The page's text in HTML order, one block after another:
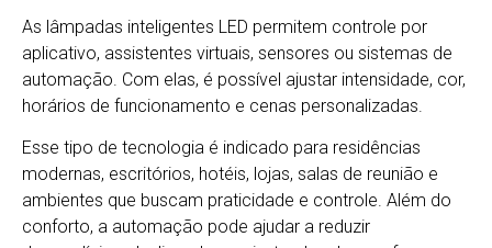
As lâmpadas inteligentes LED permitem controle por
aplicativo, assistentes virtuais, sensores ou sistemas de
automação. Com elas, é possível ajustar intensidade, cor,
horários de funcionamento e cenas personalizadas.
Esse tipo de tecnologia é indicado para residências
modernas, escritórios, hotéis, lojas, salas de reunião e
ambientes que buscam praticidade e controle. Além do
conforto, a automação pode ajudar a reduzir